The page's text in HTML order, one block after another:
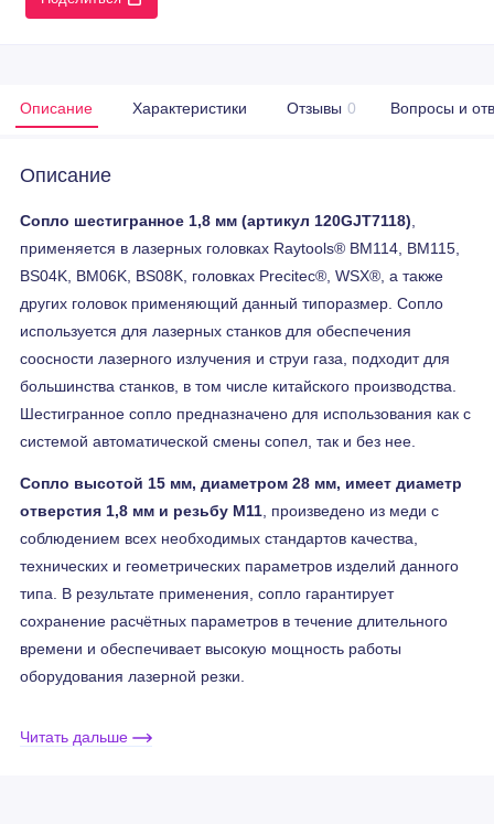
Описание Характеристики Отзывы 0 Вопросы и
Описание
Сопло шестигранное 1,8 мм (артикул 120GJT7118)
применяется в лазерных головках Raytools® BM114, BM115,
BS04K, BM06K, BS08K, головках Precitec®, WSX®, а также
других головок применяющий данный типоразмер. Сопло
используется для лазерных станков для обеспечения
соосности лазерного излучения и струи газа, подходит для
большинства станков, в том числе китайского производства.
Шестигранное сопло предназначено для использования как с
системой автоматической смены сопел, так и без нее.
Сопло высотой 15 мм, диаметром 28 мм, имеет диаметр
отверстия 1,8 мм и резьбу М11, произведено из меди с
соблюдением всех необходимых стандартов качества,
технических и геометрических параметров изделий данного
типа. В результате применения, сопло гарантирует
сохранение расчётных параметров в течение длительного
времени и обеспечивает высокую мощность работы
оборудования лазерной резки.
Внешняя поверхность сопла защищает от негативного
Читать дальше